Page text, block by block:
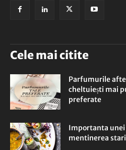
Cele mai citite
Parfumurile
cheltuiești mai
preferate
Importanta
mentinerea